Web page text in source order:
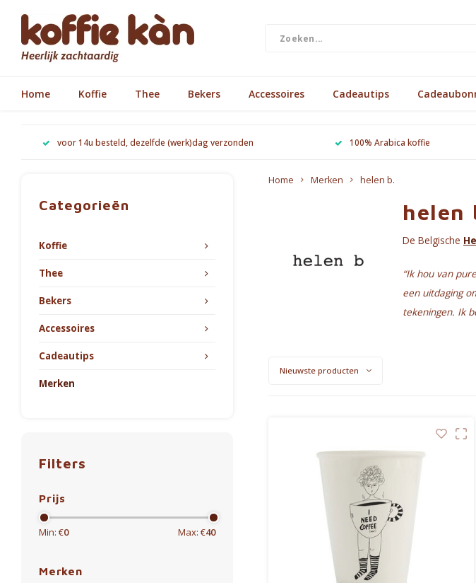
Home Koffie Thee Bekers Accessoires Cadeautips
voor 14u besteld, dezelfde (werk)dag verzonden 100% Arabica koffie
Categorieën
Koffie
Thee
Bekers
Accessoires
Cadeautips
Merken
Filters
Prijs
Min: €0 Max: €40
Merken
Home Merken helen b.
helen
De Belgische
“Ik hou van
een uitdaging
tekeningen. Ik
Nieuwste producten